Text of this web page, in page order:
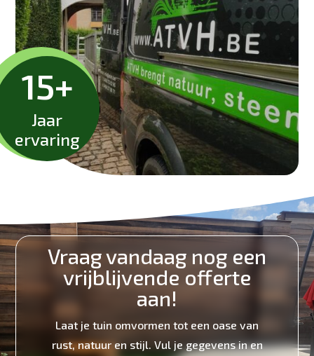
15+
Jaar
ervaring
Vraag vandaag nog een
vrijblijvende offerte
aan!
Laat je tuin omvormen tot een oase van
rust, natuur en stijl. Vul je gegevens in en